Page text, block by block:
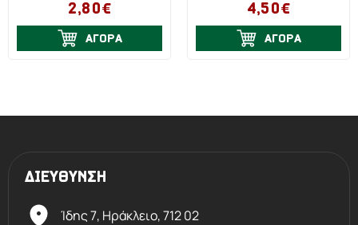
2,80€
ΑΓΟΡΑ
4,50€
ΑΓΟΡΑ
ΔΙΕΥΘΥΝΣΗ
Ίδης 7, Ηράκλειο,712 02